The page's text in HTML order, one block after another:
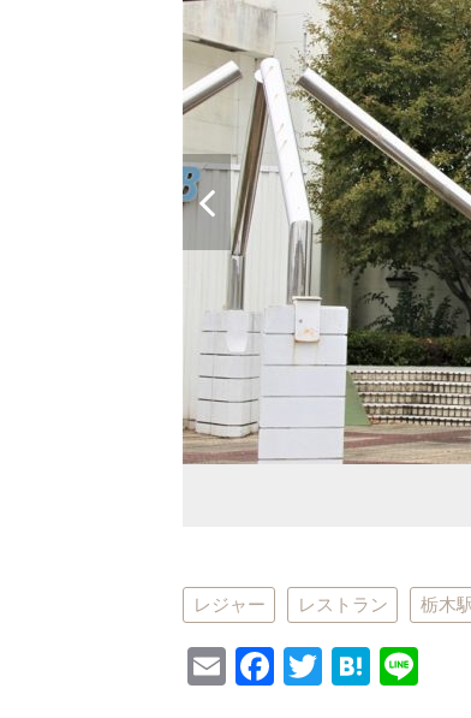
レジャー レストラン 栃木
E
F
T
H